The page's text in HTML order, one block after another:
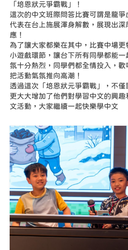
「培恩狀元爭霸戰」！
這次的中文班際問答比賽可謂是龍爭
代表在台上施展渾身解數，展現出
應！
為了讓大家都樂在其中，比賽中場
小遊戲環節，讓台下所有同學都能
氛十分熱烈，同學們都全情投入，歡
把活動氣氛推向高潮！
透過這次「培恩狀元爭霸戰」，不僅
更大大增加了他們對學習中文的興
文活動，大家繼續一起快樂學中文